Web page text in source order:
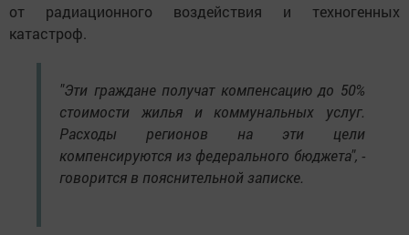
от радиационного воздействия и техногенных
катастроф.
"Эти граждане получат компенсацию до 50%
стоимости жилья и коммунальных услуг.
Расходы регионов на эти цели
компенсируются из федерального бюджета", -
говорится в пояснительной записке.